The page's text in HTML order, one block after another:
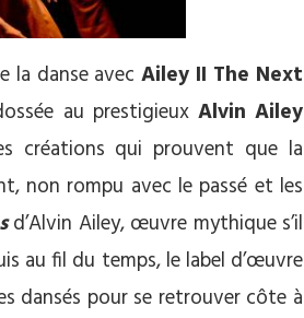
la danse avecAiley II The Next
au prestigieux Alvin Ailey
créations qui prouvent que la
non rompu avec le passé et les
d’Alvin Ailey, œuvre mythique s’il
au fil du temps, le label d’œuvre
dansés pour se retrouver côte à